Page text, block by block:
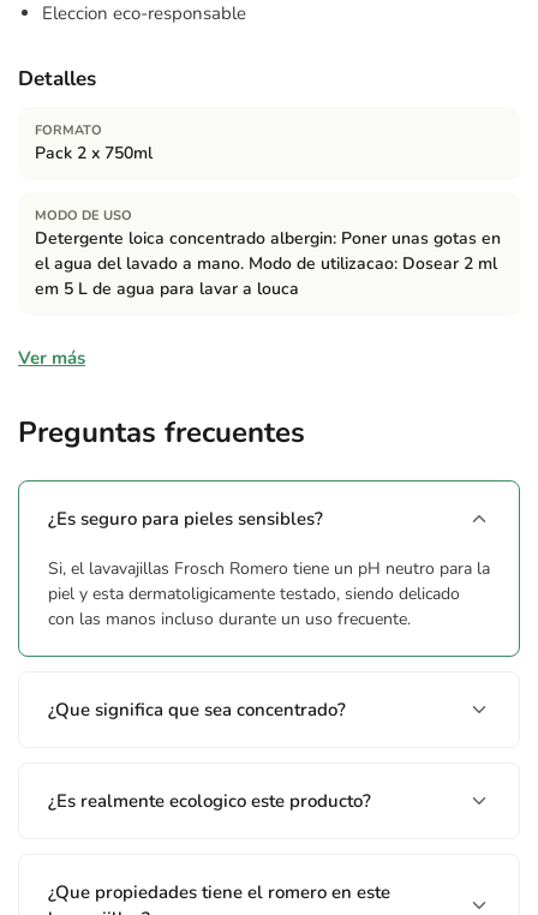
Eleccion eco-responsable
Detalles
FORMATO
Pack 2 x 750ml
MODO DE USO
Detergente loica concentrado albergin: Poner unas gotas en
el agua del lavado a mano. Modo de utilizacao: Dosear 2 ml
em 5 L de agua para lavar a louca
Composición
perfumes, colorantes
Advertencias
graves. Evitar en agua subterranea. Nocivo para los
organismos acuaticos, con efectos nocivos duraderos. En caso
de contacto con los ojos: Aclarar cuidadosamente con agua
durante varios minutos. Quitar las lentes de contacto, si lleva y
medico. Eliminar el contenido/el recipiente en un punto de
Ver más
Preguntas frecuentes
¿Es seguro para pieles sensibles?
Si, el lavavajillas Frosch Romero tiene un pH neutro para la
piel y esta dermatoligicamente testado, siendo delicado
con las manos incluso durante un uso frecuente.
¿Que significa que sea concentrado?
¿Es realmente ecologico este producto?
¿Que propiedades tiene el romero en este